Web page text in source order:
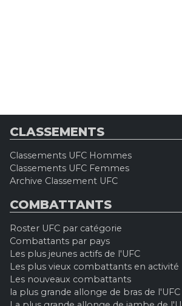
CLASSEMENTS
Classements UFC Hommes
Classements UFC Femmes
Archive Classement UFC
COMBATTANTS
Roster UFC par catégorie
Combattants par pays
Les plus jeunes actifs de l'UFC
Les plus vieux combattants en activité
Les nouveaux combattants
la plus grande allonge de bras de l'UFC